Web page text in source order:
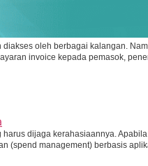
oleh berbagai kalangan.
invoice kepada pemasok,
dijaga kerahasiaannya.
(spend management) berbasis